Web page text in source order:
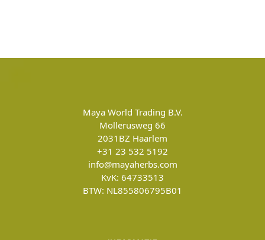
Maya World Trading B.V.
Mollerusweg 66
2031BZ Haarlem
+31 23 532 5192
info@mayaherbs.com
KvK: 64733513
BTW: NL855806795B01